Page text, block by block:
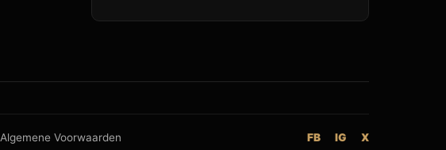
Algemene Voorwaarden FB IG X